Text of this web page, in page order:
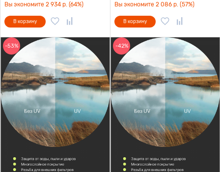
Вы экономите 2 934 р. (64%)
В корзину
Вы экономите 2 086 р. (57%)
В корзину
-53% -42%